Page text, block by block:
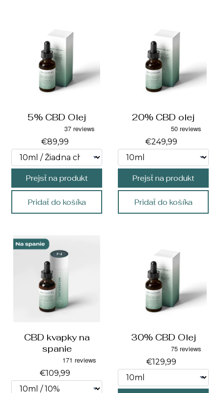
5% CBD Olej
€89,99
Prejsť na produkt
Pridať do košíka
20% CBD olej
€249,99
Prejsť na produkt
Pridať do košíka
CBD kvapky na
spanie
€109,99
30% CBD Olej
€129,99